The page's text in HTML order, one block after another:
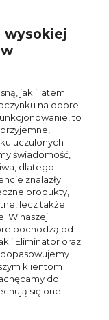
wysokiej
jak i latem
na dobre.
to
uczulonych
świadomość,
dlatego
znalazły
produkty,
lecz także
W naszej
pochodzą od
i Eliminator oraz
klientom
do
się one